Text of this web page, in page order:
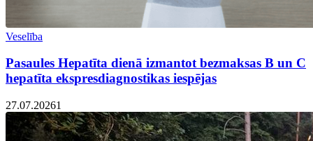
Veselība
Pasaules Hepatīta dienā izmantot bezmaksas B un C
hepatīta ekspresdiagnostikas iespējas
27.07.20261